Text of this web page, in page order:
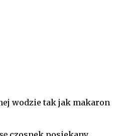
wodzie tak jak makaron